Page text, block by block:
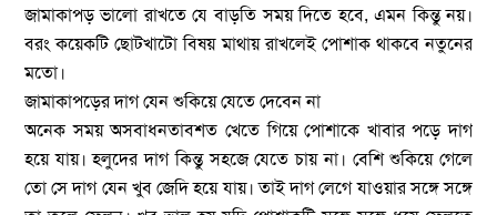
জামাকাপড় ভালো রাখতে যে বাড়তি সময় দিতে হবে, এমন কিন্তু নয়।
বরং কয়েকটি ছোটখাটো বিষয় মাথায় রাখলেই পোশাক থাকবে নতুনের
মতো।
জামাকাপড়ের দাগ যেন শুকিয়ে যেতে দেবেন না
অনেক সময় অসবাধনতাবশত খেতে গিয়ে পোশাকে খাবার পড়ে দাগ
হয়ে যায়। হলুদের দাগ কিন্তু সহজে যেতে চায় না। বেশি শুকিয়ে গেলে
তো সে দাগ যেন খুব জেদি হয়ে যায়। তাই দাগ লেগে যাওয়ার সঙ্গে সঙ্গে